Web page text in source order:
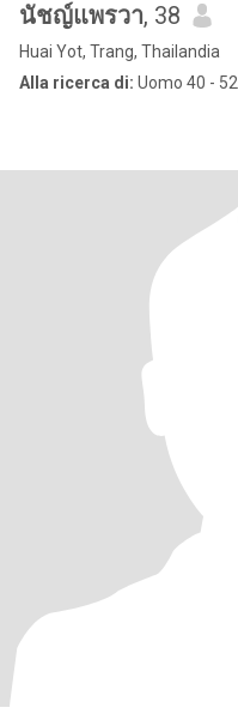
นัชญ์แพรวา, 38
Huai Yot, Trang, Thailandia
Alla ricerca di: Uomo 40 - 52